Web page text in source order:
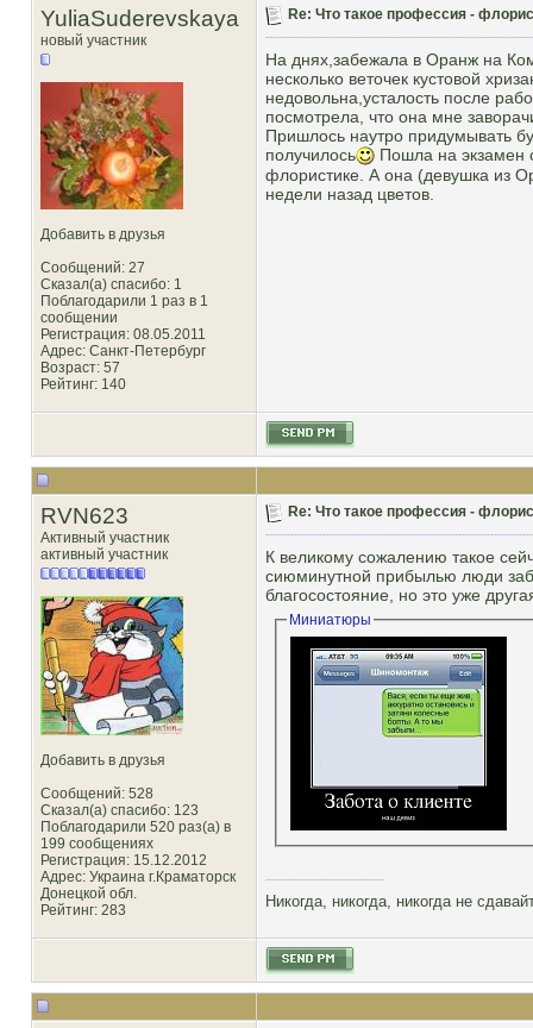
YuliaSuderevskaya
новый участник
Добавить в друзья
Сообщений: 27
Сказал(а) спасибо: 1
Поблагодарили 1 раз в 1
сообщении
Регистрация: 08.05.2011
Адрес: Санкт-Петербург
Возраст: 57
Рейтинг: 140
Re: Что такое профессия -
На днях,забежала в Оранж на
несколько веточек кустовой
недовольна,усталость после
посмотрела, что она мне
Пришлось наутро придумывать
получилось
Пошла на экзамен
флористике. А она (девушка из
недели назад цветов.
RVN623
Активный участник
активный участник
Добавить в друзья
Сообщений: 528
Сказал(а) спасибо: 123
Поблагодарили 520 раз(а) в
199 сообщениях
Регистрация: 15.12.2012
Адрес: Украина г.Краматорск
Донецкой обл.
Рейтинг: 283
Re: Что такое профессия -
К великому сожалению такое
сиюминутной прибылью люди
благосостояние, но это уже
Миниатюры
Никогда, никогда, никогда не